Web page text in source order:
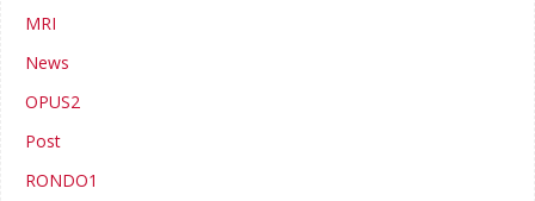
MRI
News
OPUS2
Post
RONDO1